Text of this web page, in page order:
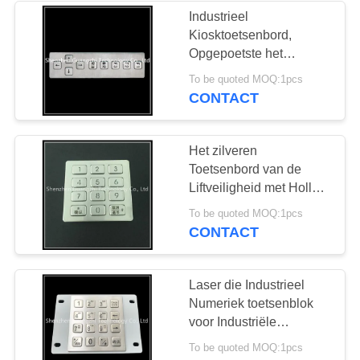
trackball-
aanwijsapparaat
waterdicht
toetsenbord
Industrieel
Kiosktoetsenbord,
Opgepoetste het
Toetsenbordspiegel van
de Roestvrij staal
To be quoted MOQ:1pcs
CONTACT
Het zilveren
Toetsenbord van de
Liftveiligheid met Holle
Knoop, Dusproof
Gecodeerde
To be quoted MOQ:1pcs
CONTACT
Laser die Industrieel
Numeriek toetsenblok
voor Industriële
Materiaalcontrole
To be quoted MOQ:1pcs